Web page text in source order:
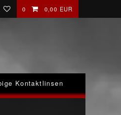
0 0,00 EUR
Kontaktlinsen